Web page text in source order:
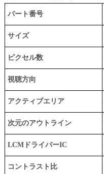
パート番号
サイズ
ピクセル数
視聴方向
アクティブエリア
次元のアウトライン
LCMドライバーIC
コントラスト比